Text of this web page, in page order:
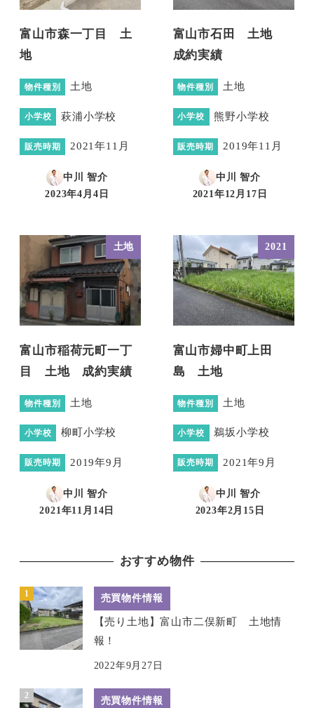
富山市森一丁目 土
地
物件種別 土地
小学校 萩浦小学校
販売時期 2021年11月
中川 智介
投稿日
2023年4月4日
富山市石田 土地
成約実績
物件種別 土地
小学校 熊野小学校
販売時期 2019年11月
中川 智介
投稿日
2021年12月17日
土地
富山市稲荷元町一丁
目 土地 成約実績
物件種別 土地
小学校 柳町小学校
販売時期 2019年9月
中川 智介
投稿日
2021年11月14日
2021
富山市婦中町上田
島 土地
物件種別 土地
小学校 鵜坂小学校
販売時期 2021年9月
中川 智介
投稿日
2023年2月15日
おすすめ物件
売買物件情報
【売り土地】富山市二俣新町 土地情
報！
2022年9月27日
売買物件情報